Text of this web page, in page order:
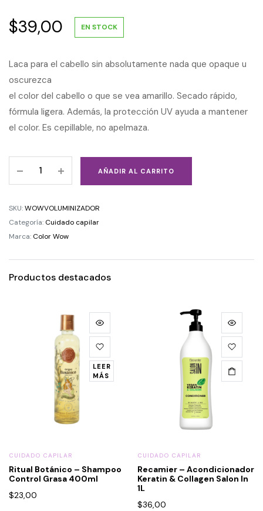
$39,00 EN STOCK
Laca para el cabello sin absolutamente nada que opaque u
oscurezca
el color del cabello o que se vea amarillo. Secado rápido,
fórmula ligera. Además, la protección UV ayuda a mantener
el color. Es cepillable, no apelmaza.
AÑADIR AL CARRITO
SKU:WOWVOLUMINIZADOR
Categoría: Cuidado capilar
Marca: Color Wow
Productos destacados
LEER
MÁS
CUIDADO CAPILAR
Ritual Botánico – Shampoo
Control Grasa 400ml
$23,00
CUIDADO CAPILAR
Recamier – Acondicionador
Keratin & Collagen Salon In
1L
$36,00